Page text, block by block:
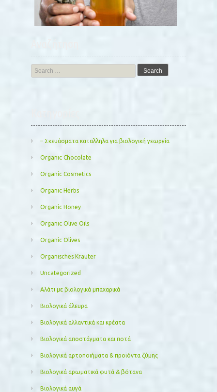
Search
for:
– Σκευάσματα καταλληλα για βιολογική γεωργία
Organic Chocolate
Organic Cosmetics
Organic Herbs
Organic Honey
Organic Olive Oils
Organic Olives
Organisches Kräuter
Uncategorized
Αλάτι με βιολογικά μπαχαρικά
Βιολογικά άλευρα
Βιολογικά αλλαντικά και κρέατα
Βιολογικά αποστάγματα και ποτά
Βιολογικά αρτοποιήματα & προϊόντα ζύμης
Βιολογικά αρωματικά φυτά & βότανα
Βιολογικά αυγά